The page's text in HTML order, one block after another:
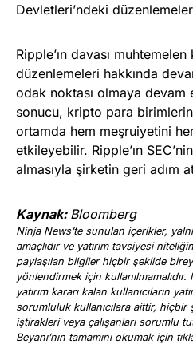
Devletleri’ndeki
Ripple’ın davası
düzenlemeleri hakkında
odak noktası olmaya devam
sonucu, kripto para
ortamda hem meşruiyetini
etkileyebilir. Ripple’ın
almasıyla şirketin geri adım
Kaynak: Bloomberg
Ninja News’te sunulan içerikler,
amaçlıdır ve yatırım tavsiyesi
paylaşılan bilgiler hiçbir şekilde
yönlendirmek için
yatırım kararı kalan kullanıcıların
sorumluluk kullanıcılara aittir, hiçbir
iştirakleri veya çalışanları sorumlu
Beyanı’nın tamamını okumak için